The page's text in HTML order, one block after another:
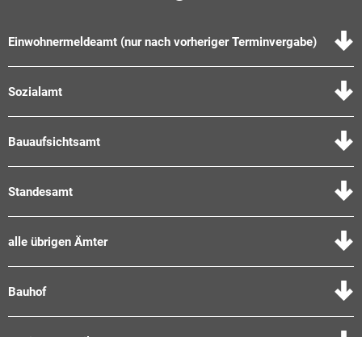
Einwohnermeldeamt (nur nach vorheriger Terminvergabe)
Sozialamt
Bauaufsichtsamt
Standesamt
alle übrigen Ämter
Bauhof